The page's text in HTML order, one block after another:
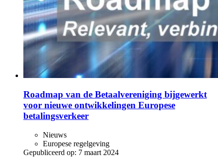
Roadmap van de Betaalvereniging bijgewerkt
voor nieuwe ontwikkelingen Europese
betalingsverkeer
Nieuws
Europese regelgeving
Gepubliceerd op: 7 maart 2024